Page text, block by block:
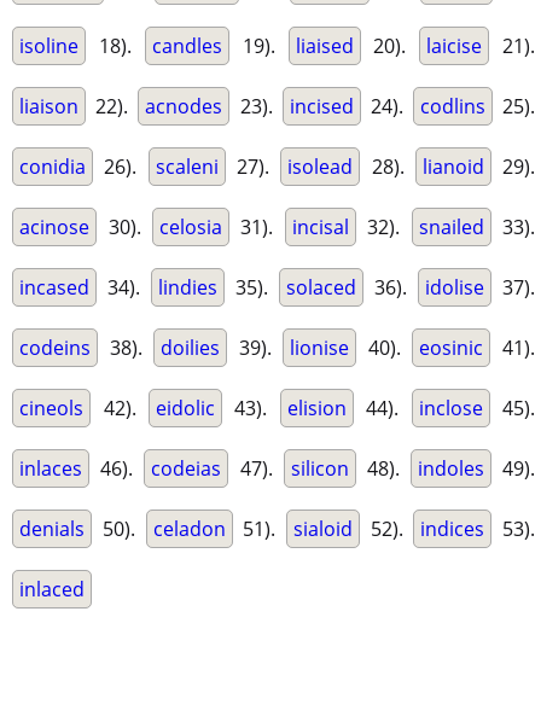
isoline 18). candles 19). liaised 20). laicise 21).
liaison 22). acnodes 23). incised 24). codlins 25).
conidia 26). scaleni 27). isolead 28). lianoid 29).
acinose 30). celosia 31). incisal 32). snailed 33).
incased 34). lindies 35). solaced 36). idolise 37).
codeins 38). doilies 39). lionise 40). eosinic 41).
cineols 42). eidolic 43). elision 44). inclose 45).
inlaces 46). codeias 47). silicon 48). indoles 49).
denials 50). celadon 51). sialoid 52). indices 53).
inlaced